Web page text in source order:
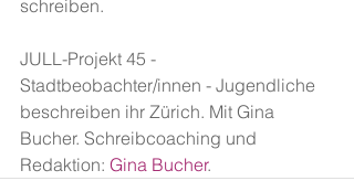
schreiben.
JULL-Projekt 45 -
Stadtbeobachter/innen - Jugendliche
beschreiben ihr Zürich. Mit Gina
Bucher. Schreibcoaching und
Redaktion: Gina Bucher.